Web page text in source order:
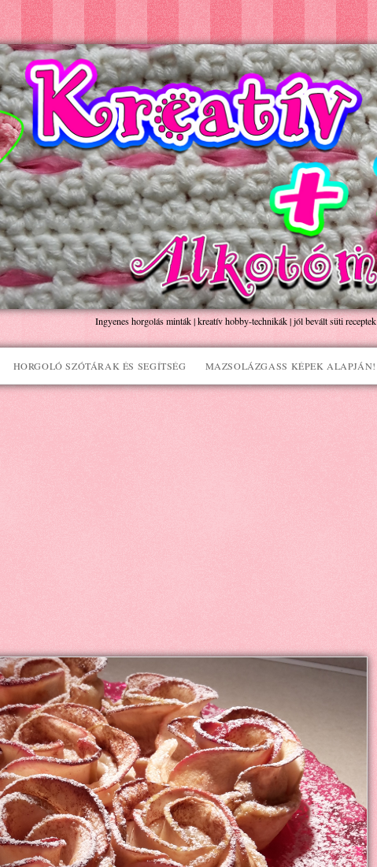
Ingyenes horgolás minták | kreatív hobby-technikák | jól bevált süti receptek
HORGOLÓ SZÓTÁRAK ÉS SEGÍTSÉG MAZSOLÁZGASS KÉPEK ALAPJÁN!